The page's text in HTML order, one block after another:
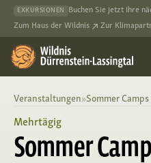
EXKURSIONEN
Buchen Sie jetzt Ihre
Zum Haus der Wildnis
Zur
Veranstaltungen»Sommer
Mehrtägig
Sommer